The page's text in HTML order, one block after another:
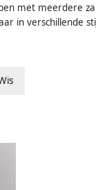
met meerdere
in verschillende